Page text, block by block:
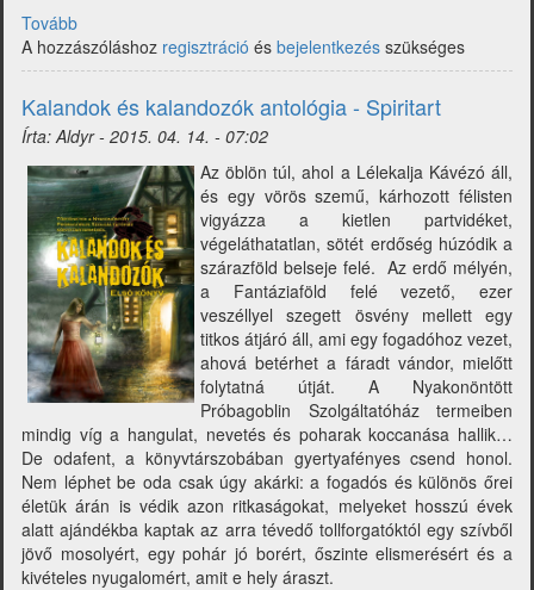
Tovább
hírek
a
fantasy-
piacról
2015.
17.
hét)
A hozzászóláshoz regisztráció és bejelentkezés szükséges
Kalandok és kalandozók antológia - Spiritart
Írta:Aldyr- 2015. 04. 14. - 07:02
Az öblön túl, ahol a Lélekalja Kávézó áll,
és egy vörös szemű, kárhozott félisten
vigyázza a kietlen partvidéket,
végeláthatatlan, sötét erdőség húzódik a
szárazföld belseje felé. Az erdő mélyén,
a Fantáziaföld felé vezető, ezer
veszéllyel szegett ösvény mellett egy
titkos átjáró áll, ami egy fogadóhoz vezet,
ahová betérhet a fáradt vándor, mielőtt
folytatná útját. A Nyakonöntött
Próbagoblin Szolgáltatóház termeiben
mindig víg a hangulat, nevetés és poharak koccanása hallik…
De odafent, a könyvtárszobában gyertyafényes csend honol.
Nem léphet be oda csak úgy akárki: a fogadós és különös őrei
életük árán is védik azon ritkaságokat, melyeket hosszú évek
alatt ajándékba kaptak az arra tévedő tollforgatóktól egy szívből
jövő mosolyért, egy pohár jó borért, őszinte elismerésért és a
kivételes nyugalomért, amit e hely áraszt.